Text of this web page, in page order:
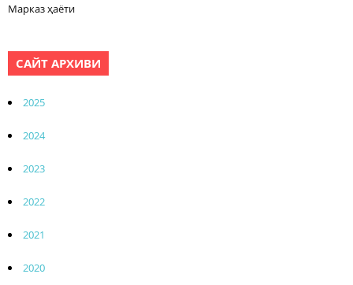
Марказ ҳаёти
САЙТ АРХИВИ
2025
2024
2023
2022
2021
2020